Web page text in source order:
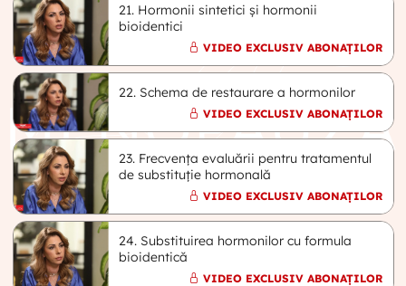
21. Hormonii sintetici și hormonii
bioidentici
VIDEO EXCLUSIV ABONAȚILOR
22. Schema de restaurare a hormonilor
VIDEO EXCLUSIV ABONAȚILOR
23. Frecvența evaluării pentru tratamentul
de substituție hormonală
VIDEO EXCLUSIV ABONAȚILOR
24. Substituirea hormonilor cu formula
bioidentică
VIDEO EXCLUSIV ABONAȚILOR